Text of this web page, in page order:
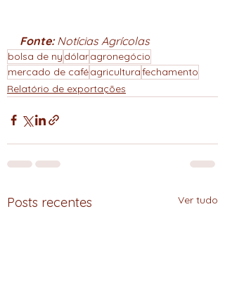
Fonte: Notícias Agrícolas
bolsa de ny dólaragronegócio
mercado de caféagriculturafechamento
Relatório de exportações
Posts recentes Ver tudo